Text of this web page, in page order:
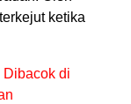
ketika
Dibacok di